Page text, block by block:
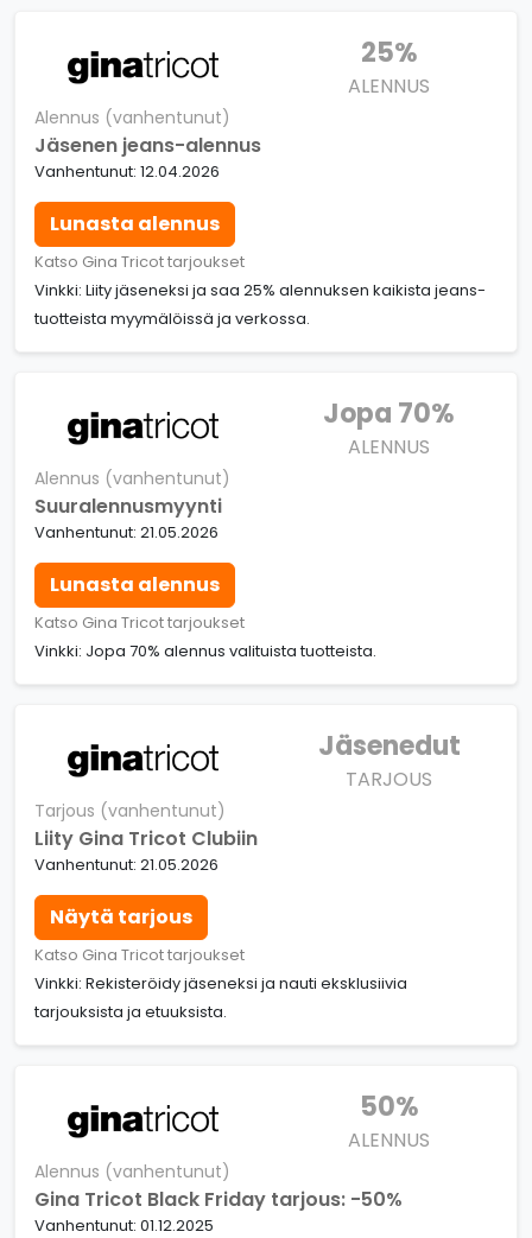
25%
ALENNUS
Alennus (vanhentunut)
Jäsenen jeans-alennus
Vanhentunut: 12.04.2026
Lunasta alennus
Katso Gina Tricot tarjoukset
Vinkki: Liity jäseneksi ja saa 25% alennuksen kaikista jeans-
tuotteista myymälöissä ja verkossa.
Jopa 70%
ALENNUS
Alennus (vanhentunut)
Suuralennusmyynti
Vanhentunut: 21.05.2026
Lunasta alennus
Katso Gina Tricot tarjoukset
Vinkki: Jopa 70% alennus valituista tuotteista.
Jäsenedut
TARJOUS
Tarjous (vanhentunut)
Liity Gina Tricot Clubiin
Vanhentunut: 21.05.2026
Näytä tarjous
Katso Gina Tricot tarjoukset
Vinkki: Rekisteröidy jäseneksi ja nauti eksklusiivia
tarjouksista ja etuuksista.
50%
ALENNUS
Alennus (vanhentunut)
Gina Tricot Black Friday tarjous: -50%
Vanhentunut: 01.12.2025